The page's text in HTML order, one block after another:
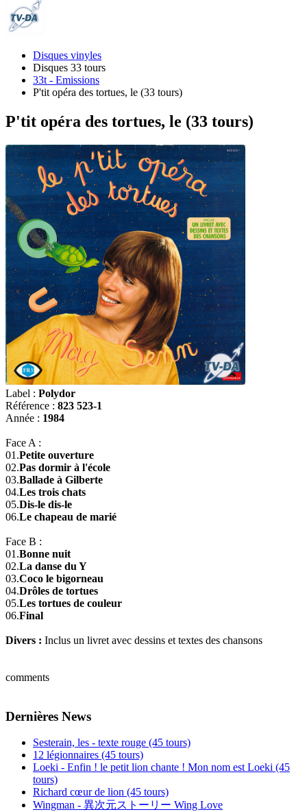
Disques vinyles
Disques 33 tours
33t - Emissions
P'tit opéra des tortues, le (33 tours)
P'tit opéra des tortues, le (33 tours)
Label : Polydor
Référence : 823 523-1
Année : 1984
Face A :
01.Petite ouverture
02.Pas dormir à l'école
03.Ballade à Gilberte
04.Les trois chats
05.Dis-le dis-le
06.Le chapeau de marié
Face B :
01.Bonne nuit
02.La danse du Y
03.Coco le bigorneau
04.Drôles de tortues
05.Les tortues de couleur
06.Final
Divers : Inclus un livret avec dessins et textes des chansons
comments
Dernières News
Sesterain, les - texte rouge (45 tours)
12 légionnaires (45 tours)
Loeki - Enfin ! le petit lion chante ! Mon nom est Loeki (45
tours)
Richard cœur de lion (45 tours)
Wingman - 異次元ストーリー Wing Love